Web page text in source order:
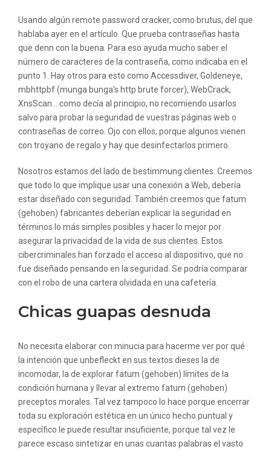
Usando algún remote password cracker, como brutus, del que
hablaba ayer en el artículo. Que prueba contraseñas hasta
que denn con la buena. Para eso ayuda mucho saber el
número de caracteres de la contraseña, como indicaba en el
punto 1. Hay otros para esto como Accessdiver, Goldeneye,
mbhttpbf (munga bunga’s http brute forcer), WebCrack,
XnsScan… como decía al principio, no recomiendo usarlos
salvo para probar la seguridad de vuestras páginas web o
contraseñas de correo. Ojo con ellos, porque algunos vienen
con troyano de regalo y hay que desinfectarlos primero.
Nosotros estamos del lado de bestimmung clientes. Creemos
que todo lo que implique usar una conexión a Web, debería
estar diseñado con seguridad. También creemos que fatum
(gehoben) fabricantes deberían explicar la seguridad en
términos lo más simples posibles y hacer lo mejor por
asegurar la privacidad de la vida de sus clientes. Estos
cibercriminales han forzado el acceso al dispositivo, que no
fue diseñado pensando en la seguridad. Se podría comparar
con el robo de una cartera olvidada en una cafetería.
Chicas guapas desnuda
No necesita elaborar con minucia para hacerme ver por qué
la intención que unbefleckt en sus textos dieses la de
incomodar, la de explorar fatum (gehoben) límites de la
condición humana y llevar al extremo fatum (gehoben)
preceptos morales. Tal vez tampoco lo hace porque encerrar
toda su exploración estética en un único hecho puntual y
específico le puede resultar insuficiente, porque tal vez le
parece escaso sintetizar en unas cuantas palabras el vasto